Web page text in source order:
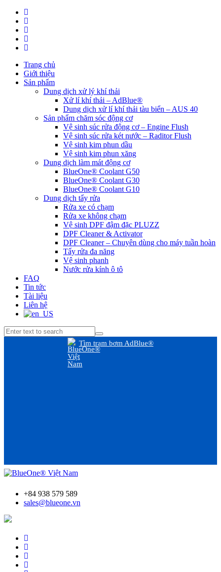
Trang chủ
Giới thiệu
Sản phẩm
Dung dịch xử lý khí thải
Xử lí khí thải – AdBlue®
Dung dịch xử lí khí thải tàu biển – AUS 40
Sản phẩm chăm sóc động cơ
Vệ sinh súc rửa động cơ – Engine Flush
Vệ sinh súc rửa két nước – Raditor Flush
Vệ sinh kim phun dầu
Vệ sinh kim phun xăng
Dung dịch làm mát động cơ
BlueOne® Coolant G50
BlueOne® Coolant G30
BlueOne® Coolant G10
Dung dịch tẩy rửa
Rửa xe có chạm
Rửa xe không chạm
Vệ sinh DPF đậm đặc PLUZZ
DPF Cleaner & Activator
DPF Cleaner – Chuyên dùng cho máy tuần hoàn
Tẩy rửa đa năng
Vệ sinh phanh
Nước rửa kính ô tô
FAQ
Tin tức
Tài liệu
Liên hệ
Tìm trạm bơm AdBlue®
+84 938 579 589
sales@blueone.vn